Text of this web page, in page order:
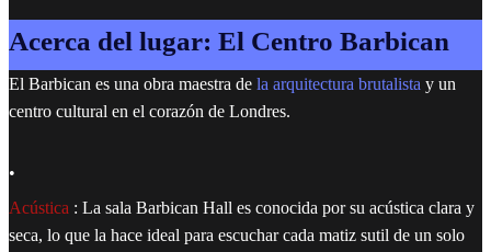
Acerca del lugar: El Centro Barbican
El Barbican es una obra maestra de la arquitectura brutalista y un
centro cultural en el corazón de Londres.
•
Acústica : La sala Barbican Hall es conocida por su acústica clara y
seca, lo que la hace ideal para escuchar cada matiz sutil de un solo